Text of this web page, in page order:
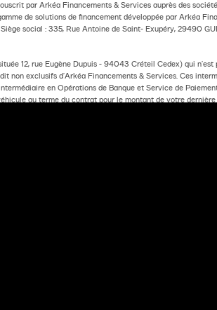
par Arkéa Financements & Services auprès des
de solutions de financement développée par Arkéa
social : 335, Rue Antoine de Saint- Exupéry, 29490
12, rue Eugène Dupuis - 94043 Créteil Cedex) qui
exclusifs d'Arkéa Financements & Services. Ces
en Opérations de Banque et Service de
au terme du contrat pour le montant de votre